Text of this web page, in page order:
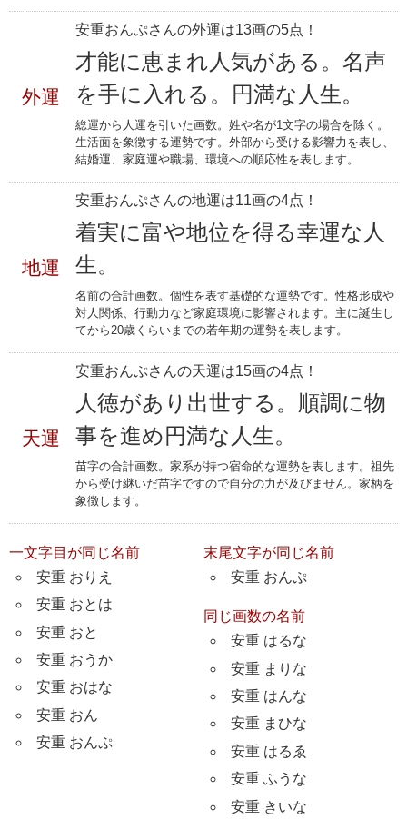
外運
安重おんぷさんの外運は13画の5点！
才能に恵まれ人気がある。名声
を手に入れる。円満な人生。
総運から人運を引いた画数。姓や名が1文字の場合を除く。
生活面を象徴する運勢です。外部から受ける影響力を表し、
結婚運、家庭運や職場、環境への順応性を表します。
地運
安重おんぷさんの地運は11画の4点！
着実に富や地位を得る幸運な人
生。
名前の合計画数。個性を表す基礎的な運勢です。性格形成や
対人関係、行動力など家庭環境に影響されます。主に誕生し
てから20歳くらいまでの若年期の運勢を表します。
天運
安重おんぷさんの天運は15画の4点！
人徳があり出世する。順調に物
事を進め円満な人生。
苗字の合計画数。家系が持つ宿命的な運勢を表します。祖先
から受け継いだ苗字ですので自分の力が及びません。家柄を
象徴します。
一文字目が同じ名前
安重 おりえ
安重 おとは
安重 おと
安重 おうか
安重 おはな
安重 おん
安重 おんぷ
末尾文字が同じ名前
安重 おんぷ
同じ画数の名前
安重 はるな
安重 まりな
安重 はんな
安重 まひな
安重 はるゑ
安重 ふうな
安重 きいな